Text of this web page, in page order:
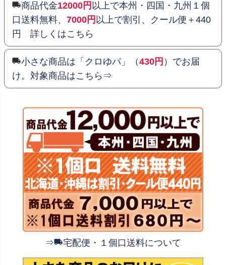
商品代金12000円 以上で本州・四国・九州１個
口送料無料、 7000円 以上で割引、クール便＋440
円 詳しくはこちら
小さな商品は「クロゆパ」（430円 ）でお届
け。対象商品はこちら⇒
⇒ 宅配便・１個口送料について